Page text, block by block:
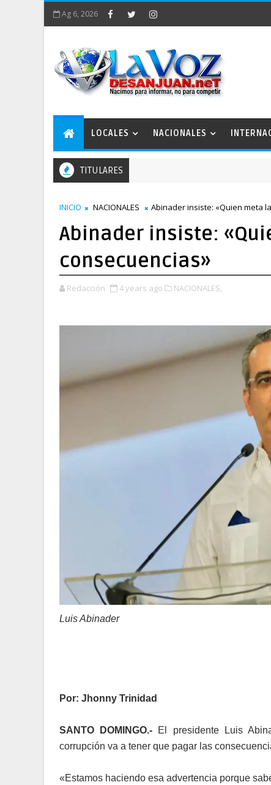
Ag 6, 2026
LOCALES NACIONALES
TITULARES
INICIO NACIONALES Abinader insiste: «Quien meta
Abinader insiste:
consecuencias»
Redacción 4 years ago NACIONALES,
Luis Abinader
Por: Jhonny Trinidad
SANTO DOMINGO.- El presidente Luis
corrupción va a tener que pagar las
«Estamos haciendo esa advertencia porque